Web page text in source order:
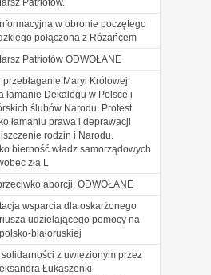
w obronie poczętego
połączona z Różańcem
Patriotów ODWOŁANE
przebłaganie Maryi Królowej
łamanie Dekalogu w Polsce i
ślubów Narodu. Protest
łamaniu prawa i deprawacji
rodzin i Narodu.
bierność władz samorządowych
zła L
aborcji. ODWOŁANE
wsparcia dla oskarżonego
udzielającego pomocy na
białoruskiej
solidarności z uwięzionym przez
Łukaszenki